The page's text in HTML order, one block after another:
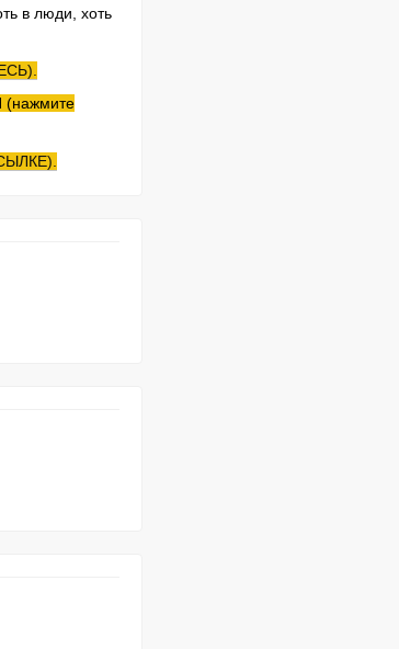
в люди, хоть